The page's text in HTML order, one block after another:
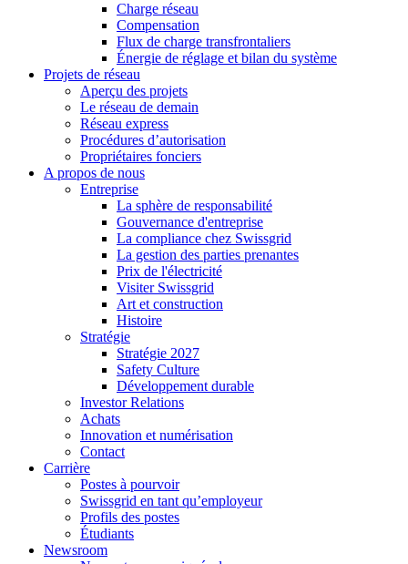
Charge réseau
Compensation
Flux de charge transfrontaliers
Énergie de réglage et bilan du système
Projets de réseau
Aperçu des projets
Le réseau de demain
Réseau express
Procédures d’autorisation
Propriétaires fonciers
A propos de nous
Entreprise
La sphère de responsabilité
Gouvernance d'entreprise
La compliance chez Swissgrid
La gestion des parties prenantes
Prix de l'électricité
Visiter Swissgrid
Art et construction
Histoire
Stratégie
Stratégie 2027
Safety Culture
Développement durable
Investor Relations
Achats
Innovation et numérisation
Contact
Carrière
Postes à pourvoir
Swissgrid en tant qu’employeur
Profils des postes
Étudiants
Newsroom